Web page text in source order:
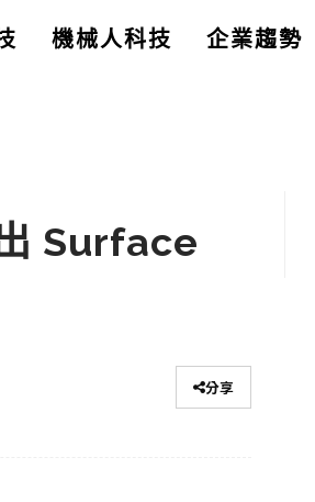
機械人科技 企業趨勢
Surface
分享